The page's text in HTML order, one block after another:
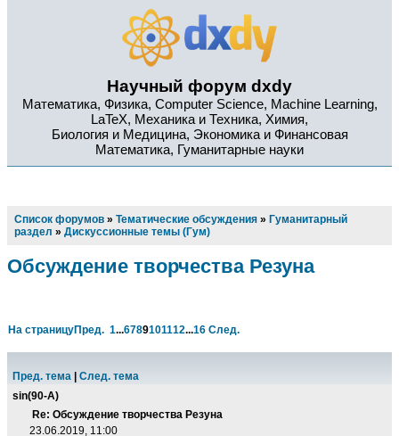
Научный форум dxdy
Математика, Физика, Computer Science, Machine Learning,
LaTeX, Механика и Техника, Химия,
Биология и Медицина, Экономика и Финансовая
Математика, Гуманитарные науки
Список форумов » Тематические обсуждения » Гуманитарный
раздел » Дискуссионные темы (Гум)
Обсуждение творчества Резуна
На страницуПред. 1...6789101112...16 След.
Пред. тема
След. тема
sin(90-A)
Re: Обсуждение творчества Резуна
23.06.2019, 11:00